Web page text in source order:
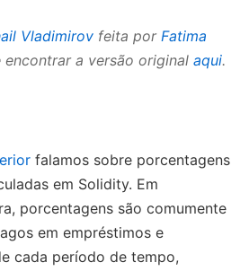
Vladimirov feita por Fatima
a versão original aqui.
falamos sobre porcentagens
em Solidity. Em
porcentagens são comumente
em empréstimos e
cada período de tempo,